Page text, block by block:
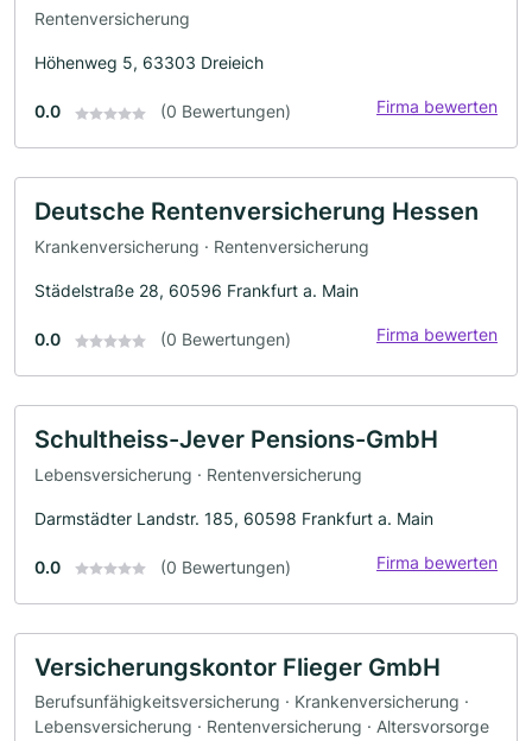
Rentenversicherung
Höhenweg 5, 63303 Dreieich
0.0 (0 Bewertungen) Firma bewerten
Deutsche Rentenversicherung Hessen
Krankenversicherung · Rentenversicherung
Städelstraße 28, 60596 Frankfurt a. Main
0.0 (0 Bewertungen) Firma bewerten
Schultheiss-Jever Pensions-GmbH
Lebensversicherung · Rentenversicherung
Darmstädter Landstr. 185, 60598 Frankfurt a. Main
0.0 (0 Bewertungen) Firma bewerten
Versicherungskontor Flieger GmbH
Berufsunfähigkeitsversicherung · Krankenversicherung ·
Lebensversicherung · Rentenversicherung · Altersvorsorge